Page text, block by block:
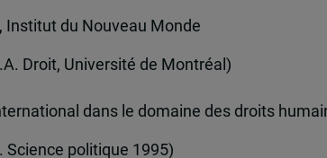
Institut du Nouveau Monde
Droit, Université de Montréal)
dans le domaine des droits
Science politique 1995)